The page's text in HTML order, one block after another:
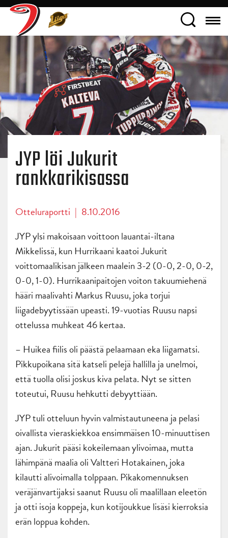
JYP löi Jukurit
rankkarikisassa
Otteluraportti | 8.10.2016
JYP ylsi makoisaan voittoon lauantai-iltana
Mikkelissä, kun Hurrikaani kaatoi Jukurit
voittomaalikisan jälkeen maalein 3-2 (0-0, 2-0, 0-2,
0-0, 1-0). Hurrikaanipaitojen voiton takuumiehenä
hääri maalivahti Markus Ruusu, joka torjui
liigadebyytissään upeasti. 19-vuotias Ruusu napsi
ottelussa muhkeat 46 kertaa.
– Huikea fiilis oli päästä pelaamaan eka liigamatsi.
Pikkupoikana sitä katseli pelejä hallilla ja unelmoi,
että tuolla olisi joskus kiva pelata. Nyt se sitten
toteutui, Ruusu hehkutti debyyttiään.
JYP tuli otteluun hyvin valmistautuneena ja pelasi
oivallista vieraskiekkoa ensimmäisen 10-minuuttisen
ajan. Jukurit pääsi kokeilemaan ylivoimaa, mutta
lähimpänä maalia oli Valtteri Hotakainen, joka
kilautti alivoimalla tolppaan. Pikakomennuksen
veräjänvartijaksi saanut Ruusu oli maalillaan eleetön
ja otti isoja koppeja, kun kotijoukkue lisäsi kierroksia
erän loppua kohden.